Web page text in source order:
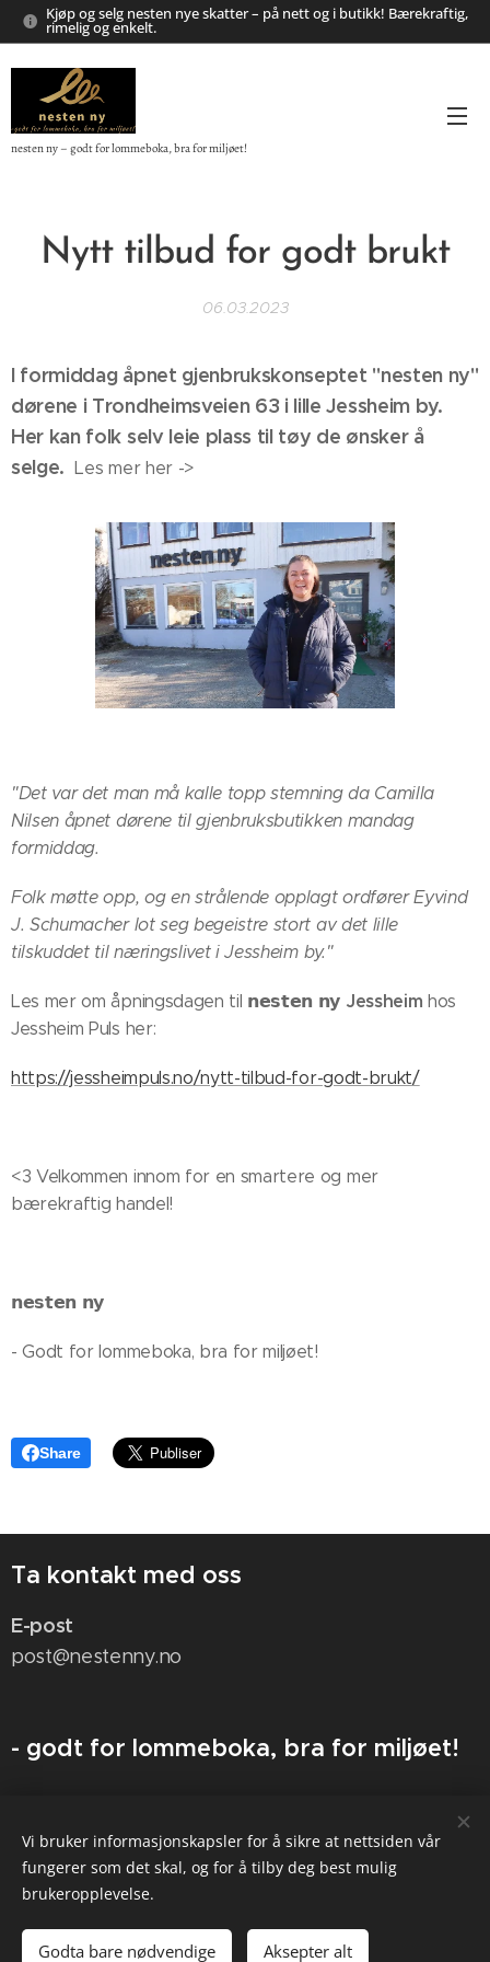
Kjøp og selg nesten nye skatter – på nett og i butikk! Bærekraftig,
rimelig og enkelt.
nesten ny – godt for lommeboka, bra for miljøet!
Nytt tilbud for godt brukt
06.03.2023
I formiddag åpnet gjenbrukskonseptet "nesten ny"
dørene i Trondheimsveien 63 i lille Jessheim by.
Her kan folk selv leie plass til tøy de ønsker å
selge. Les mer her ->
"Det var det man må kalle topp stemning da Camilla
Nilsen åpnet dørene til gjenbruksbutikken mandag
formiddag.
Folk møtte opp, og en strålende opplagt ordfører Eyvind
J. Schumacher lot seg begeistre stort av det lille
tilskuddet til næringslivet i Jessheim by."
Les mer om åpningsdagen til 𝗻𝗲𝘀𝘁𝗲𝗻 𝗻𝘆 Jessheim hos
Jessheim Puls her:
https://jessheimpuls.no/nytt-tilbud-for-godt-brukt/
<3 Velkommen innom for en smartere og mer
bærekraftig handel!
𝗻𝗲𝘀𝘁𝗲𝗻 𝗻𝘆
- Godt for lommeboka, bra for miljøet!
Share
Ta kontakt med oss
E-post
post@nestenny.no
- godt for lommeboka, bra for miljøet!
nesten ny
- Sammen gjør vi det enklere å velge en mer bærekraftig livsstil!
Språk
Vi bruker informasjonskapsler for å sikre at nettsiden vår
fungerer som det skal, og for å tilby deg best mulig
brukeropplevelse.
Godta bare nødvendige Aksepter alt